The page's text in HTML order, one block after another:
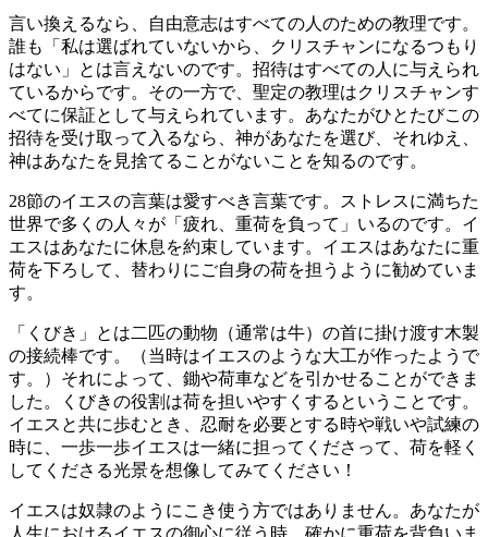
言い換えるなら、自由意志はすべての人のための教理です。
誰も「私は選ばれていないから、クリスチャンになるつもり
はない」とは言えないのです。招待はすべての人に与えられ
ているからです。その一方で、聖定の教理はクリスチャンす
べてに保証として与えられています。あなたがひとたびこの
招待を受け取って入るなら、神があなたを選び、それゆえ、
神はあなたを見捨てることがないことを知るのです。
28節のイエスの言葉は愛すべき言葉です。ストレスに満ちた
世界で多くの人々が「疲れ、重荷を負って」いるのです。イ
エスはあなたに休息を約束しています。イエスはあなたに重
荷を下ろして、替わりにご自身の荷を担うように勧めていま
す。
「くびき」とは二匹の動物（通常は牛）の首に掛け渡す木製
の接続棒です。（当時はイエスのような大工が作ったようで
す。）それによって、鋤や荷車などを引かせることができま
した。くびきの役割は荷を担いやすくするということです。
イエスと共に歩むとき、忍耐を必要とする時や戦いや試練の
時に、一歩一歩イエスは一緒に担ってくださって、荷を軽く
してくださる光景を想像してみてください！
イエスは奴隷のようにこき使う方ではありません。あなたが
人生におけるイエスの御心に従う時、確かに重荷を背負いま